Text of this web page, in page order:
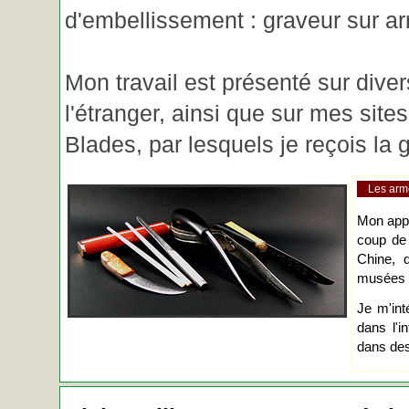
d'embellissement : graveur sur
Mon travail est présenté sur
l'étranger, ainsi que sur mes
Blades, par lesquels je reçois la
Les
Mon
coup
Chine,
musées
Je
dans
dans